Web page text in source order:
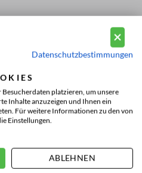
Datenschutzbestimmungen
platzieren, um unsere
Inhalte anzuzeigen und Ihnen ein
Für weitere Informationen zu den von
Einstellungen.
ABLEHNEN